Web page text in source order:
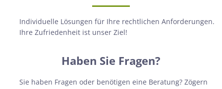
Individuelle Lösungen für Ihre rechtlichen Anforderungen.
Ihre Zufriedenheit ist unser Ziel!
Haben Sie Fragen?
Sie haben Fragen oder benötigen eine Beratung? Zögern